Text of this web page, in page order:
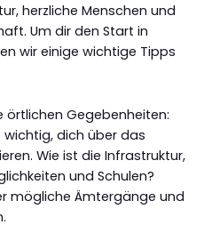
herzliche Menschen und
Um dir den Start in
wir einige wichtige Tipps
örtlichen Gegebenheiten:
dich über das
Wie ist die Infrastruktur,
und Schulen?
mögliche Ämtergänge und